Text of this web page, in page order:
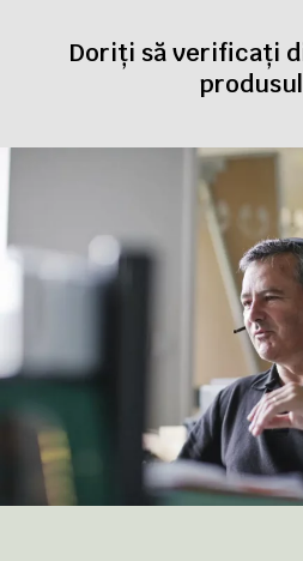
Doriți să verificați